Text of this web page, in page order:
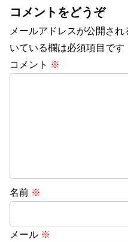
コメントをどうぞ
メールアドレスが公開され
いている欄は必須項目です
コメント ※
名前 ※
メール ※